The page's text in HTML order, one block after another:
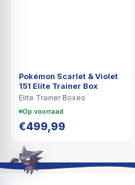
Pokémon Scarlet & Violet
151 Elite Trainer Box
Elite Trainer Boxes
Op voorraad
€499,99